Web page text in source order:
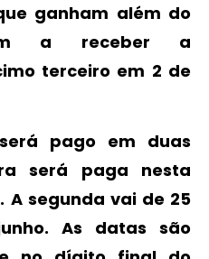
ganham além do
a receber a
terceiro em 2 de
pago em duas
será paga nesta
segunda vai de 25
As datas são